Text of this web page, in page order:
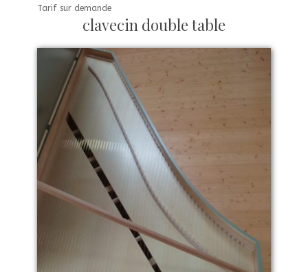
Tarif sur demande
clavecin double table